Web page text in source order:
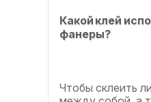
Какой клей
фанеры?
Чтобы склеить